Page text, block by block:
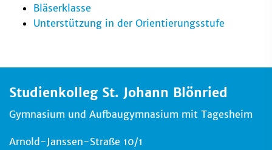
Bläserklasse
Unterstützung in der Orientierungsstufe
Studienkolleg St. Johann Blönried
Gymnasium und Aufbaugymnasium mit Tagesheim
Arnold-Janssen-Straße 10/1